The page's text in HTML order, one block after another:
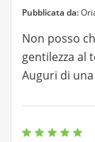
Pubblicata da:
Non posso
gentilezza al
Auguri di